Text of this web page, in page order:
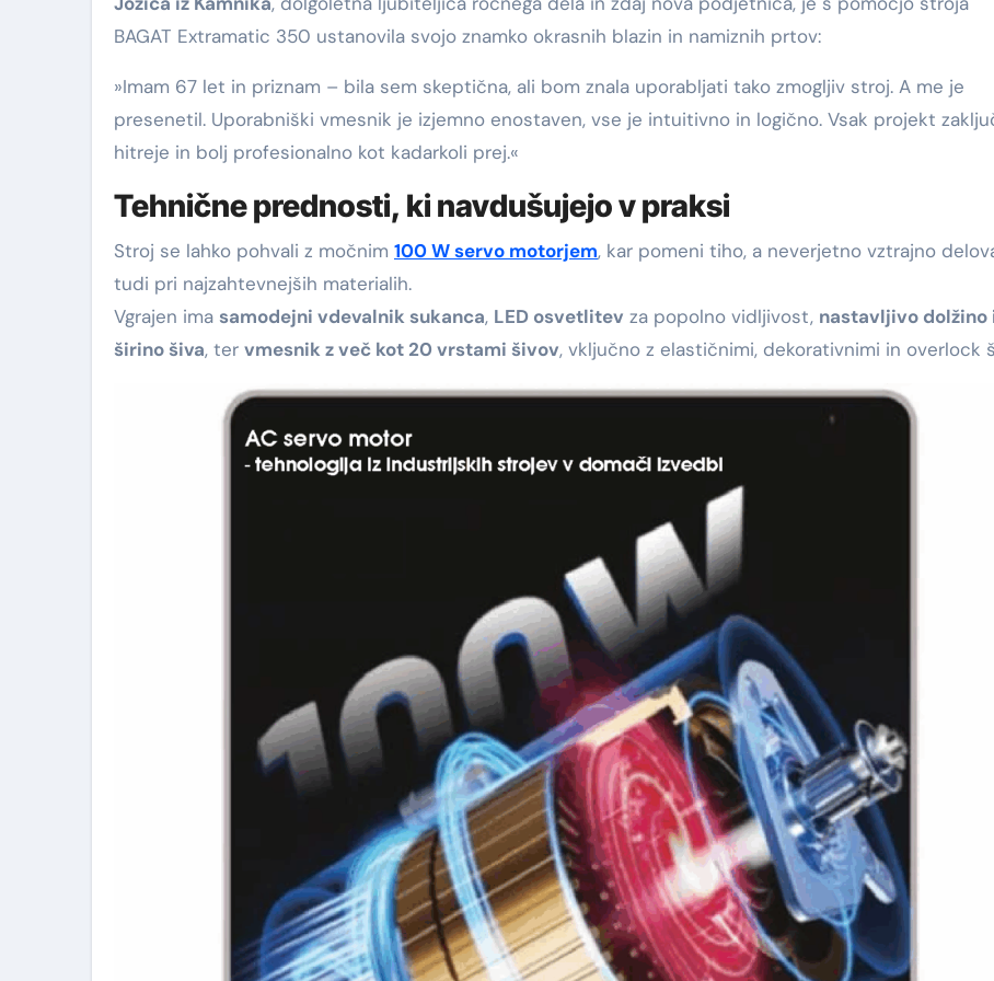
BAGAT Extramatic 350 ustanovila svojo znamko okrasnih blazin in namiznih prtov:
»Imam 67 let in priznam – bila sem skeptična, ali bom znala uporabljati tako zmogljiv stroj. A me je
presenetil. Uporabniški vmesnik je izjemno enostaven, vse je intuitivno in logično. Vsak projekt
hitreje in bolj profesionalno kot kadarkoli prej.«
Tehnične prednosti, ki navdušujejo v praksi
Stroj se lahko pohvali z močnim 100 W servo motorjem, kar pomeni tiho, a neverjetno vztrajno
tudi pri najzahtevnejših materialih.
Vgrajen ima samodejni vdevalnik sukanca, LED osvetlitev za popolno vidljivost, nastavljivo dolžino
širino šiva, ter vmesnik z več kot 20 vrstami šivov, vključno z elastičnimi, dekorativnimi in overlock